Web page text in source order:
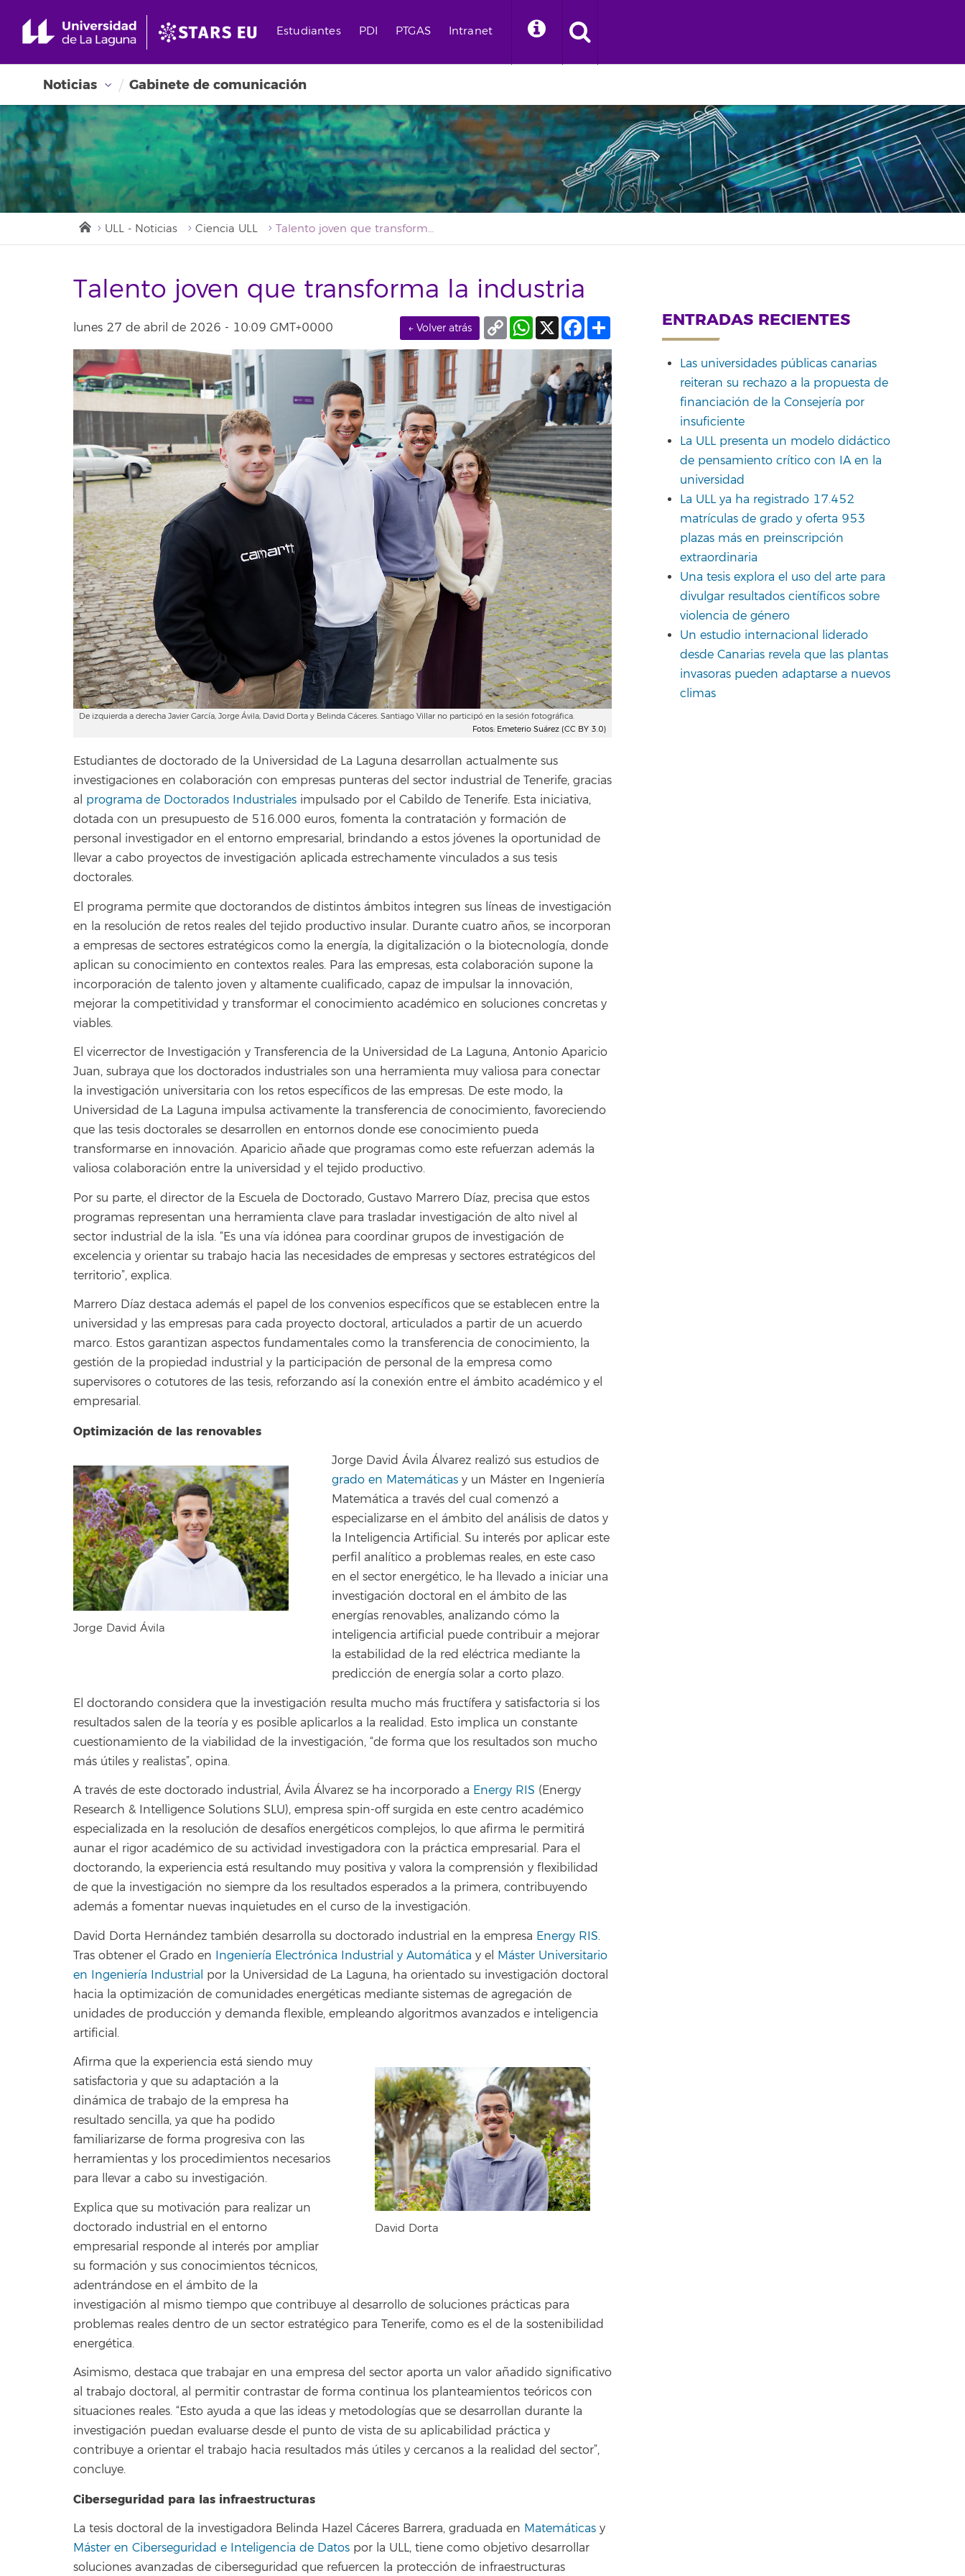
Estudiantes PDI PTGAS Intranet
Noticias Gabinete de comunicación
ULL - Noticias Ciencia ULL Talento joven que transforma la industria
Talento joven que transforma la industria
lunes 27 de abril de 2026 - 10:09 GMT+0000 ← Volver atrás Compartir
Facebook
X
WhatsApp
Copy
Link
De izquierda a derecha Javier García, Jorge Ávila, David Dorta y Belinda Cáceres. Santiago Villar no participó en la sesión fotográfica.
Fotos: Emeterio Suárez (CC BY 3.0)
Estudiantes de doctorado de la Universidad de La Laguna desarrollan actualmente sus
investigaciones en colaboración con empresas punteras del sector industrial de Tenerife, gracias
al programa de Doctorados Industriales impulsado por el Cabildo de Tenerife. Esta iniciativa,
dotada con un presupuesto de 516.000 euros, fomenta la contratación y formación de
personal investigador en el entorno empresarial, brindando a estos jóvenes la oportunidad de
llevar a cabo proyectos de investigación aplicada estrechamente vinculados a sus tesis
doctorales.
El programa permite que doctorandos de distintos ámbitos integren sus líneas de investigación
en la resolución de retos reales del tejido productivo insular. Durante cuatro años, se incorporan
a empresas de sectores estratégicos como la energía, la digitalización o la biotecnología, donde
aplican su conocimiento en contextos reales. Para las empresas, esta colaboración supone la
incorporación de talento joven y altamente cualificado, capaz de impulsar la innovación,
mejorar la competitividad y transformar el conocimiento académico en soluciones concretas y
viables.
El vicerrector de Investigación y Transferencia de la Universidad de La Laguna, Antonio Aparicio
Juan, subraya que los doctorados industriales son una herramienta muy valiosa para conectar
la investigación universitaria con los retos específicos de las empresas. De este modo, la
Universidad de La Laguna impulsa activamente la transferencia de conocimiento, favoreciendo
que las tesis doctorales se desarrollen en entornos donde ese conocimiento pueda
transformarse en innovación. Aparicio añade que programas como este refuerzan además la
valiosa colaboración entre la universidad y el tejido productivo.
Por su parte, el director de la Escuela de Doctorado, Gustavo Marrero Díaz, precisa que estos
programas representan una herramienta clave para trasladar investigación de alto nivel al
sector industrial de la isla. “Es una vía idónea para coordinar grupos de investigación de
excelencia y orientar su trabajo hacia las necesidades de empresas y sectores estratégicos del
territorio”, explica.
Marrero Díaz destaca además el papel de los convenios específicos que se establecen entre la
universidad y las empresas para cada proyecto doctoral, articulados a partir de un acuerdo
marco. Estos garantizan aspectos fundamentales como la transferencia de conocimiento, la
gestión de la propiedad industrial y la participación de personal de la empresa como
supervisores o cotutores de las tesis, reforzando así la conexión entre el ámbito académico y el
empresarial.
Optimización de las renovables
Jorge David Ávila
Jorge David Ávila Álvarez realizó sus estudios de
grado en Matemáticas y un Máster en Ingeniería
Matemática a través del cual comenzó a
especializarse en el ámbito del análisis de datos y
la Inteligencia Artificial. Su interés por aplicar este
perfil analítico a problemas reales, en este caso
en el sector energético, le ha llevado a iniciar una
investigación doctoral en el ámbito de las
energías renovables, analizando cómo la
inteligencia artificial puede contribuir a mejorar
la estabilidad de la red eléctrica mediante la
predicción de energía solar a corto plazo.
El doctorando considera que la investigación resulta mucho más fructífera y satisfactoria si los
resultados salen de la teoría y es posible aplicarlos a la realidad. Esto implica un constante
cuestionamiento de la viabilidad de la investigación, “de forma que los resultados son mucho
más útiles y realistas”, opina.
A través de este doctorado industrial, Ávila Álvarez se ha incorporado a Energy RIS (Energy
Research & Intelligence Solutions SLU), empresa spin-off surgida en este centro académico
especializada en la resolución de desafíos energéticos complejos, lo que afirma le permitirá
aunar el rigor académico de su actividad investigadora con la práctica empresarial. Para el
doctorando, la experiencia está resultando muy positiva y valora la comprensión y flexibilidad
de que la investigación no siempre da los resultados esperados a la primera, contribuyendo
además a fomentar nuevas inquietudes en el curso de la investigación.
David Dorta Hernández también desarrolla su doctorado industrial en la empresa Energy RIS.
Tras obtener el Grado en Ingeniería Electrónica Industrial y Automática y el Máster Universitario
en Ingeniería Industrial por la Universidad de La Laguna, ha orientado su investigación doctoral
hacia la optimización de comunidades energéticas mediante sistemas de agregación de
unidades de producción y demanda flexible, empleando algoritmos avanzados e inteligencia
artificial.
David Dorta
Afirma que la experiencia está siendo muy
satisfactoria y que su adaptación a la
dinámica de trabajo de la empresa ha
resultado sencilla, ya que ha podido
familiarizarse de forma progresiva con las
herramientas y los procedimientos necesarios
para llevar a cabo su investigación.
Explica que su motivación para realizar un
doctorado industrial en el entorno
empresarial responde al interés por ampliar
su formación y sus conocimientos técnicos,
adentrándose en el ámbito de la
investigación al mismo tiempo que contribuye al desarrollo de soluciones prácticas para
problemas reales dentro de un sector estratégico para Tenerife, como es el de la sostenibilidad
energética.
Asimismo, destaca que trabajar en una empresa del sector aporta un valor añadido significativo
al trabajo doctoral, al permitir contrastar de forma continua los planteamientos teóricos con
situaciones reales. “Esto ayuda a que las ideas y metodologías que se desarrollan durante la
investigación puedan evaluarse desde el punto de vista de su aplicabilidad práctica y
contribuye a orientar el trabajo hacia resultados más útiles y cercanos a la realidad del sector”,
concluye.
Ciberseguridad para las infraestructuras
La tesis doctoral de la investigadora Belinda Hazel Cáceres Barrera, graduada en Matemáticas y
Máster en Ciberseguridad e Inteligencia de Datos por la ULL, tiene como objetivo desarrollar
soluciones avanzadas de ciberseguridad que refuercen la protección de infraestructuras
ENTRADAS RECIENTES
Las universidades públicas canarias
reiteran su rechazo a la propuesta de
financiación de la Consejería por
insuficiente
La ULL presenta un modelo didáctico
de pensamiento crítico con IA en la
universidad
La ULL ya ha registrado 17.452
matrículas de grado y oferta 953
plazas más en preinscripción
extraordinaria
Una tesis explora el uso del arte para
divulgar resultados científicos sobre
violencia de género
Un estudio internacional liderado
desde Canarias revela que las plantas
invasoras pueden adaptarse a nuevos
climas